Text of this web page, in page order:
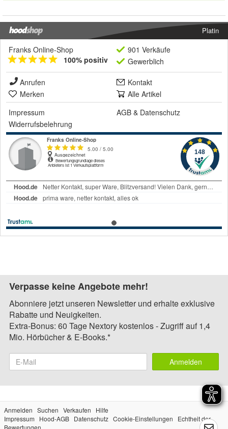
Platin
Franks Online-Shop
100% positiv
901 Verkäufe
Gewerblich
Anrufen
Kontakt
Merken
Alle Artikel
Impressum
AGB & Datenschutz
Widerrufsbelehrung
Verpasse keine Angebote mehr!
Abonniere jetzt unseren Newsletter und erhalte exklusive
Rabatte und Neuigkeiten.
Extra-Bonus: 60 Tage Nextory kostenlos - Zugriff auf 1,4
Mio. Hörbücher & E-Books.*
Anmelden
Anmelden Suchen Verkaufen
Hilfe
Impressum
Hood-AGB Datenschutz Cookie-Einstellungen
Echtheit der
Bewertungen